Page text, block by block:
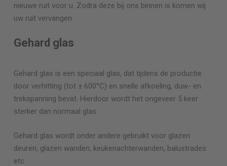
nieuwe ruit voor u. Zodra deze bij ons binnen is komen wij
uw ruit vervangen.
Gehard glas
Gehard glas is een speciaal glas, dat tijdens de productie
door verhitting (tot ± 600°C) en snelle afkoeling, duw- en
trekspanning bevat. Hierdoor wordt het ongeveer 5 keer
sterker dan normaal glas.
Gehard glas wordt onder andere gebruikt voor glazen
deuren, glazen wanden, keukenachterwanden, balustrades
etc.